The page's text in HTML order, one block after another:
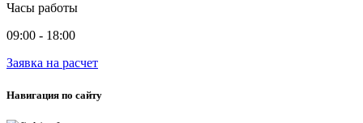
Часы работы
09:00 - 18:00
Заявка на расчет
Навигация по сайту